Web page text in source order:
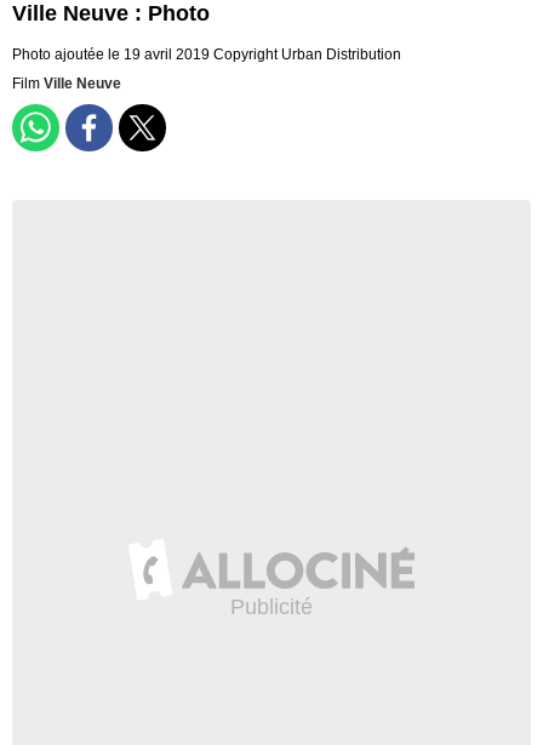
Ville Neuve : Photo
Photo ajoutée le 19 avril 2019 Copyright Urban Distribution
Film Ville Neuve